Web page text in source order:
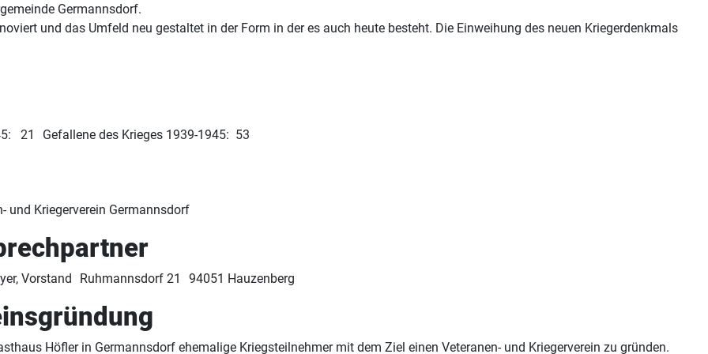
Germannsdorf.
und das Umfeld neu gestaltet in der Form in der es auch heute besteht. Die Einweihung des neuen Kriegerdenkmals
21 Gefallene des Krieges 1939-1945: 53
und Kriegerverein Germannsdorf
Vorstand Ruhmannsdorf 21 94051 Hauzenberg
Höfler in Germannsdorf ehemalige Kriegsteilnehmer mit dem Ziel einen Veteranen- und Kriegerverein zu gründen.